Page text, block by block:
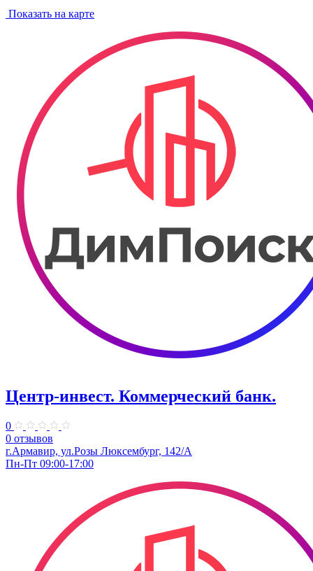
Показать на карте
Центр-инвест. Коммерческий банк.
0
0 отзывов
г.Армавир, ул.Розы Люксембург, 142/А
Пн-Пт 09:00-17:00